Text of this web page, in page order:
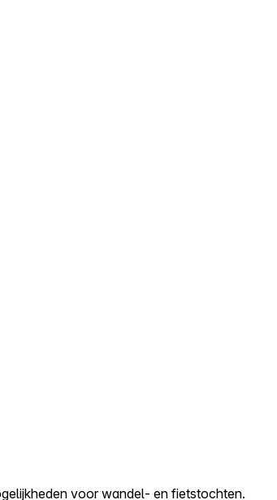
voor wandel- en fietstochten.